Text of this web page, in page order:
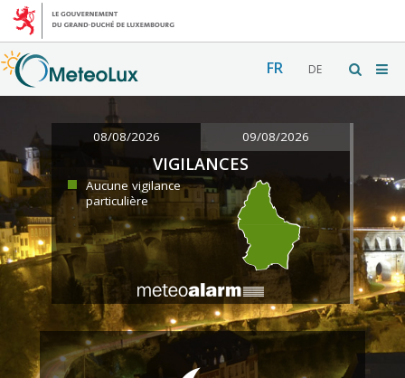
FR DE
08/08/2026 09/08/2026
VIGILANCES
Aucune vigilance
particulière